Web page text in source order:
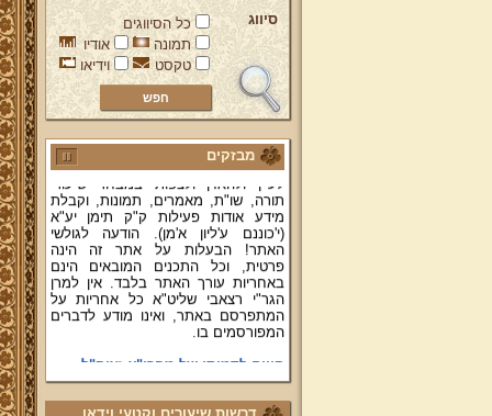
סיווג
כל הסיווגים
תמונה
אודיו
טקסט
וידיאו
מבזקים
ברוכים הבאים לאתר מהרי"ץ
יד מהרי"ץ - פורטל תורני למורשת יהדות
תימן, האתר הרשמי להנצחת מורשתו
של גאון רבני תימן ותפארתם מהרי"ץ
זצוק"ל. באתר תמצאו גם תכנים תורניים
והלכתיים רבים של מרן הגאון הרב יצחק
רצאבי שליט"א - פוסק עדת תימן,
מחבר ספרי שלחן ערוך המקוצר ח"ח
ושו"ת עולת יצחק ג"ח ועוד, וכן תוכלו
לעיין ולהאזין ולצפות במבחר שיעורי
תורה, שו"ת, מאמרים, תמונות, וקבלת
מידע אודות פעילות ק"ק תימן יע"א
(י'כוננם ע'ליון א'מן). הודעה לגולשי
האתר! הבעלות על אתר זה הינה
פרטית, וכל התכנים המובאים הינם
באחריות עורך האתר בלבד. אין למרן
הגר"י רצאבי שליט"א כל אחריות על
המתפרסם באתר, ואינו מודע לדברים
המפורסמים בו.
קווים לדמותו של מהרי"ץ זצוק"ל
יע"א די בכל אתר ואתר